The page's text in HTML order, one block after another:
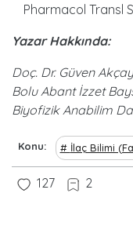
Pharmacol Transl
Yazar Hakkında:
Doç. Dr. Güven Akçay
Bolu Abant İzzet
Biyofizik Anabilim
Konu İlaç Bilimi
127 2